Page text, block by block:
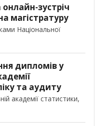
зустріч
магістратуру
Національної
дипломів у
та аудиту
академії статистики,